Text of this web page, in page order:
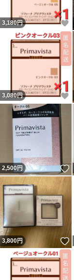
3,180円
3,080円
2,500円
3,800円